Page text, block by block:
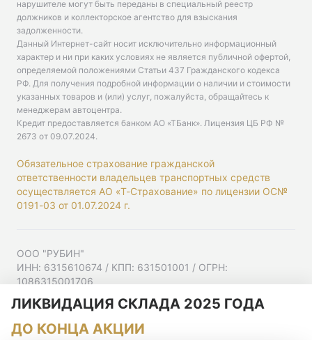
нарушителе могут быть переданы в специальный реестр
должников и коллекторское агентство для взыскания
задолженности.
Данный Интернет-сайт носит исключительно информационный
характер и ни при каких условиях не является публичной офертой,
определяемой положениями Статьи 437 Гражданского кодекса
РФ. Для получения подробной информации о наличии и стоимости
указанных товаров и (или) услуг, пожалуйста, обращайтесь к
менеджерам автоцентра.
Кредит предоставляется банком АО «ТБанк». Лицензия ЦБ РФ №
2673 от 09.07.2024.
Обязательное страхование гражданской
ответственности владельцев транспортных средств
осуществляется АО «Т-Страхование» по лицензии ОС№
0191-03 от 01.07.2024 г.
ООО "РУБИН"
ИНН: 6315610674 / КПП: 631501001 / ОГРН:
1086315001706
Ульяновская ул, д. 52/55, помещ. 9-18
Согласие на рекламную рассылку
ЛИКВИДАЦИЯ СКЛАДА 2025 ГОДА
ДО КОНЦА АКЦИИ